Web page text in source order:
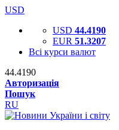
USD
USD 44.4190
EUR 51.3207
Всі курси валют
44.4190
Авторизація
Пошук
RU